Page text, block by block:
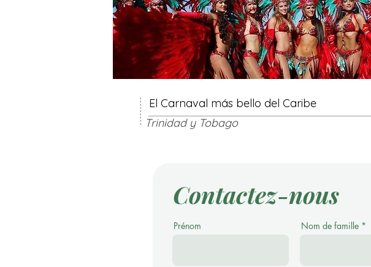
El Carnaval más bello del Caribe
Trinidad y Tobago
Contactez-nous
Prénom Nom de famille